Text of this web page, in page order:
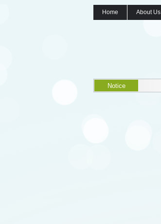
Home About Us
Notice